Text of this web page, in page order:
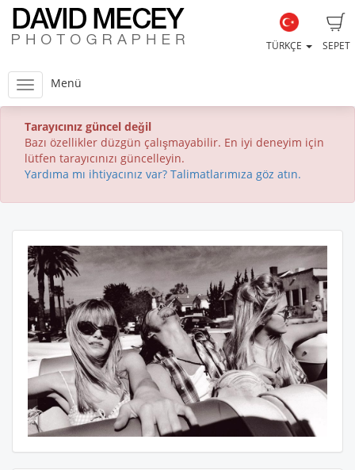
SEPET
TÜRKÇE
Menü
Tarayıcınız güncel değil
Bazı özellikler düzgün çalışmayabilir. En iyi deneyim için
lütfen tarayıcınızı güncelleyin.
Yardıma mı ihtiyacınız var? Talimatlarımıza göz atın.